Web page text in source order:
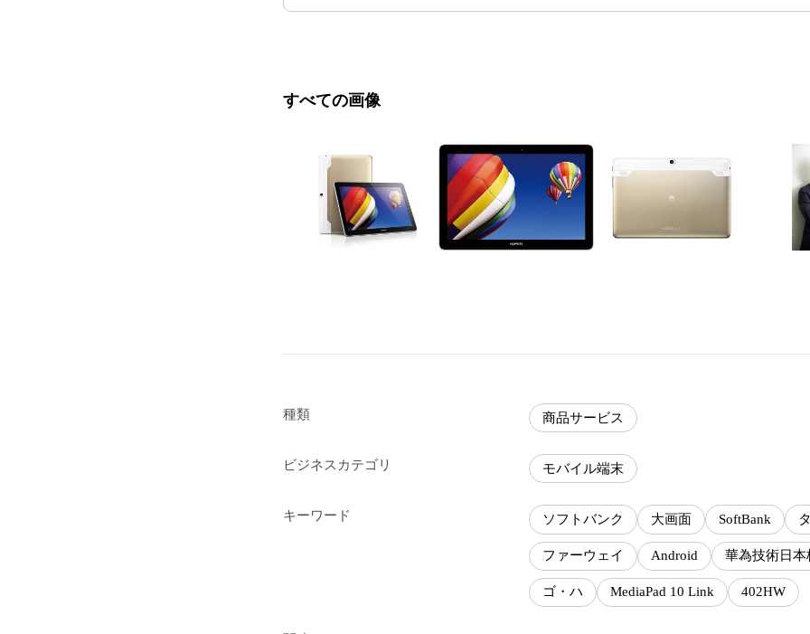
すべての画像
種類 商品サービス
ビジネスカテゴリ モバイル端末
キーワード ソフトバンク 大画面 SoftBank
ファーウェイ Android 華為技術日本
ゴ・ハ MediaPad 10 Link 402HW